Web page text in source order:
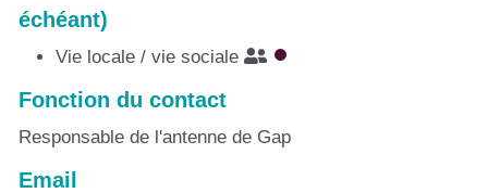
échéant)
Vie locale / vie sociale
Fonction du contact
Responsable de l'antenne de Gap
Email